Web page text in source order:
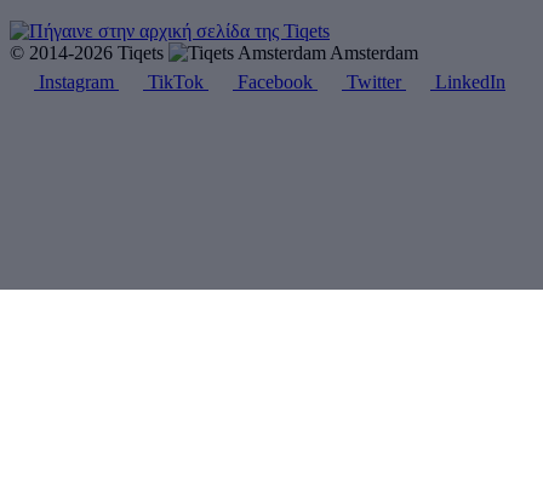
© 2014-2026 Tiqets
Amsterdam
Instagram
TikTok Facebook Twitter LinkedIn